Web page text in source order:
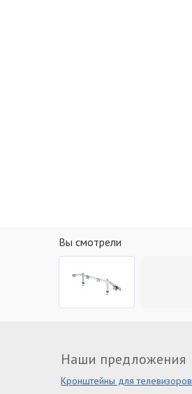
Вы смотрели
Наши предложения
Кронштейны для телевизоров